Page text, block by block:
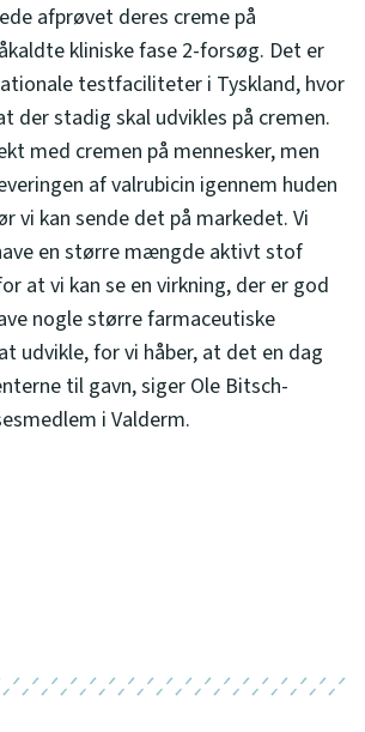
afprøvet deres creme på
kliniske fase 2-forsøg. Det er
testfaciliteter i Tyskland, hvor
der stadig skal udvikles på cremen.
med cremen på mennesker, men
af valrubicin igennem huden
vi kan sende det på markedet. Vi
en større mængde aktivt stof
at vi kan se en virkning, der er god
nogle større farmaceutiske
udvikle, for vi håber, at det en dag
til gavn, siger Ole Bitsch-
i Valderm.